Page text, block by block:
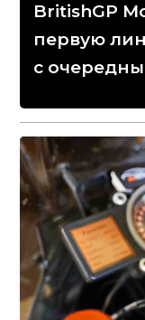
BritishGP
первую
с